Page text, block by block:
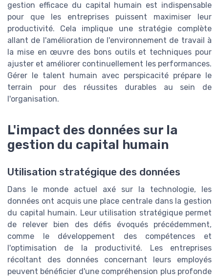
gestion efficace du capital humain est indispensable
pour que les entreprises puissent maximiser leur
productivité. Cela implique une stratégie complète
allant de l'amélioration de l'environnement de travail à
la mise en œuvre des bons outils et techniques pour
ajuster et améliorer continuellement les performances.
Gérer le talent humain avec perspicacité prépare le
terrain pour des réussites durables au sein de
l'organisation.
L'impact des données sur la
gestion du capital humain
Utilisation stratégique des données
Dans le monde actuel axé sur la technologie, les
données ont acquis une place centrale dans la gestion
du capital humain. Leur utilisation stratégique permet
de relever bien des défis évoqués précédemment,
comme le développement des compétences et
l'optimisation de la productivité. Les entreprises
récoltant des données concernant leurs employés
peuvent bénéficier d'une compréhension plus profonde